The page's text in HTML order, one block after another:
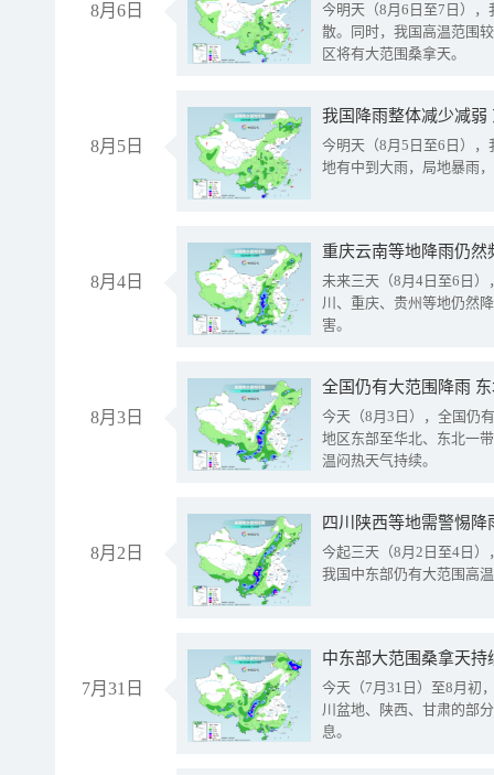
8月6日
今明天（8月6日至7日）
散。同时，我国高温范围
区将有大范围桑拿天。
8月5日
我国降雨整体减少减弱
今明天（8月5日至6日）
地有中到大雨，局地暴雨
8月4日
重庆云南等地降雨仍然
未来三天（8月4日至6日
川、重庆、贵州等地仍然
害。
8月3日
全国仍有大范围降雨
今天（8月3日），全国仍
地区东部至华北、东北一
温闷热天气持续。
8月2日
今起三天（8月2日至4日
我国中东部仍有大范围高
7月31日
中东部大范围桑拿天
今天（7月31日）至8月初
川盆地、陕西、甘肃的部
息。